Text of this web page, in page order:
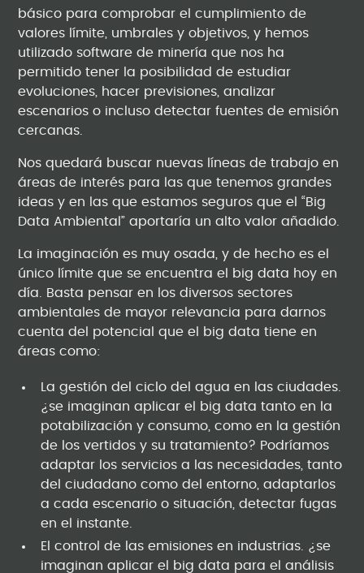
básico para comprobar el cumplimiento de
valores límite, umbrales y objetivos, y hemos
utilizado software de minería que nos ha
permitido tener la posibilidad de estudiar
evoluciones, hacer previsiones, analizar
escenarios o incluso detectar fuentes de emisión
cercanas.
Nos quedará buscar nuevas líneas de trabajo en
áreas de interés para las que tenemos grandes
ideas y en las que estamos seguros que el “Big
Data Ambiental” aportaría un alto valor añadido.
La imaginación es muy osada, y de hecho es el
único límite que se encuentra el big data hoy en
día. Basta pensar en los diversos sectores
ambientales de mayor relevancia para darnos
cuenta del potencial que el big data tiene en
áreas como:
La gestión del ciclo del agua en las ciudades.
¿se imaginan aplicar el big data tanto en la
potabilización y consumo, como en la gestión
de los vertidos y su tratamiento? Podríamos
adaptar los servicios a las necesidades, tanto
del ciudadano como del entorno, adaptarlos
a cada escenario o situación, detectar fugas
en el instante.
El control de las emisiones en industrias. ¿se
imaginan aplicar el big data para el análisis